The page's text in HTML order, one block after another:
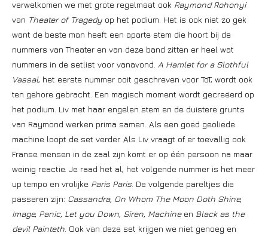
verwelkomen we met grote regelmaat ook Raymond Rohonyi
van Theater of Tragedy op het podium. Het is ook niet zo gek
want de beste man heeft een aparte stem die hoort bij de
nummers van Theater en van deze band zitten er heel wat
nummers in de setlist voor vanavond. A Hamlet for a Slothful
Vassal, het eerste nummer ooit geschreven voor ToT, wordt ook
ten gehore gebracht. Een magisch moment wordt gecreëerd op
het podium. Liv met haar engelen stem en de duistere grunts
van Raymond werken prima samen. Als een goed geoliede
machine loopt de set verder. Als Liv vraagt of er toevallig ook
Franse mensen in de zaal zijn komt er op één persoon na maar
weinig reactie. Je raad het al, het volgende nummer is het meer
up tempo en vrolijke Paris Paris . De volgende pareltjes die
passeren zijn: Cassandra, On Whom The Moon Doth Shine,
Image, Panic, Let you Down, Siren, Machineen Black as the
devil Painteth . Ook van deze set krijgen we niet genoeg en